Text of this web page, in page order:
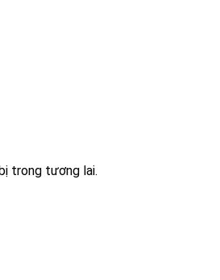
trong tương lai.